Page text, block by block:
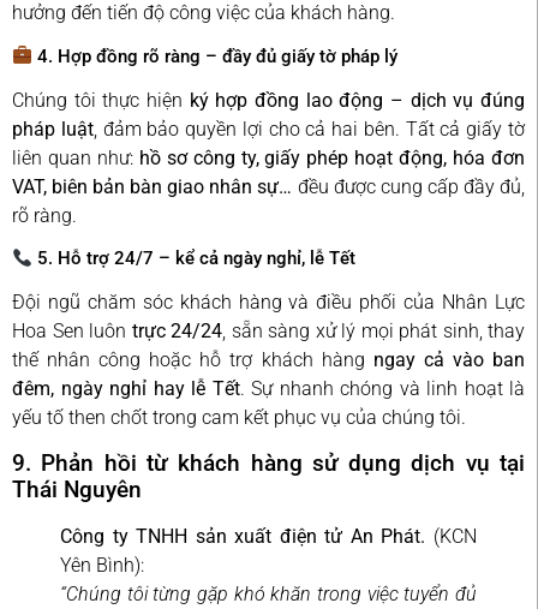
hưởng đến tiến độ công việc của khách hàng.
4. Hợp đồng rõ ràng – đầy đủ giấy tờ pháp lý
Chúng tôi thực hiện ký hợp đồng lao động – dịch vụ đúng
pháp luật, đảm bảo quyền lợi cho cả hai bên. Tất cả giấy tờ
liên quan như: hồ sơ công ty, giấy phép hoạt động, hóa đơn
VAT, biên bản bàn giao nhân sự… đều được cung cấp đầy đủ,
rõ ràng.
5. Hỗ trợ 24/7 – kể cả ngày nghỉ, lễ Tết
Đội ngũ chăm sóc khách hàng và điều phối của Nhân Lực
Hoa Sen luôn trực 24/24, sẵn sàng xử lý mọi phát sinh, thay
thế nhân công hoặc hỗ trợ khách hàng ngay cả vào ban
đêm, ngày nghỉ hay lễ Tết. Sự nhanh chóng và linh hoạt là
yếu tố then chốt trong cam kết phục vụ của chúng tôi.
9. Phản hồi từ khách hàng sử dụng dịch vụ tại
Thái Nguyên
Công ty TNHH sản xuất điện tử An Phát. (KCN
Yên Bình):
“Chúng tôi từng gặp khó khăn trong việc tuyển đủ